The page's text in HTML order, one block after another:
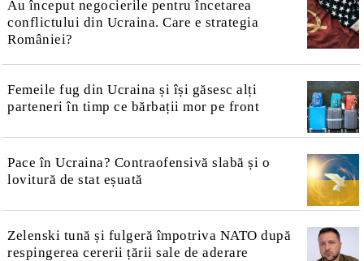
Au început negocierile pentru încetarea
conflictului din Ucraina. Care e strategia
României?
Femeile fug din Ucraina și își găsesc alți
parteneri în timp ce bărbații mor pe front
Pace în Ucraina? Contraofensivă slabă și o
lovitură de stat eșuată
Zelenski tună și fulgeră împotriva NATO după
respingerea cererii țării sale de aderare